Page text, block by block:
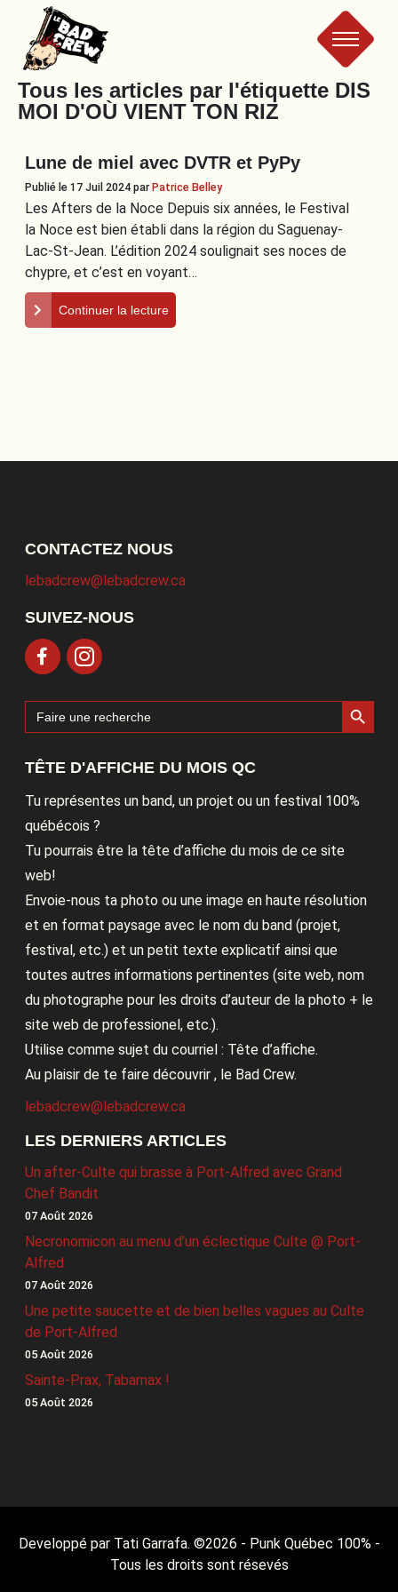
Le
Bad
Crew
Tous les articles par l'étiquette DIS
MOI D'OÙ VIENT TON RIZ
Lune de miel avec DVTR et PyPy
Publié le 17 Juil 2024 parPatrice Belley
Les Afters de la Noce Depuis six années, le Festival
la Noce est bien établi dans la région du Saguenay-
Lac-St-Jean. L’édition 2024 soulignait ses noces de
chypre, et c’est en voyant…
Continuer la lecture
CONTACTEZ NOUS
lebadcrew@lebadcrew.ca
SUIVEZ-NOUS
Search
for:
Search Button
TÊTE D'AFFICHE DU MOIS QC
Tu représentes un band, un projet ou un festival 100%
québécois ?
Tu pourrais être la tête d’affiche du mois de ce site
web!
Envoie-nous ta photo ou une image en haute résolution
et en format paysage avec le nom du band (projet,
festival, etc.) et un petit texte explicatif ainsi que
toutes autres informations pertinentes (site web, nom
du photographe pour les droits d’auteur de la photo + le
site web de professionel, etc.).
Utilise comme sujet du courriel : Tête d’affiche.
Au plaisir de te faire découvrir , le Bad Crew.
lebadcrew@lebadcrew.ca
LES DERNIERS ARTICLES
Un after-Culte qui brasse à Port-Alfred avec Grand
Chef Bandit
07 Août 2026
Necronomicon au menu d’un éclectique Culte @ Port-
Alfred
07 Août 2026
Une petite saucette et de bien belles vagues au Culte
de Port-Alfred
05 Août 2026
Sainte-Prax, Tabarnax !
05 Août 2026
Developpé par Tati Garrafa. ©2026 - Punk Québec 100% -
Tous les droits sont résevés